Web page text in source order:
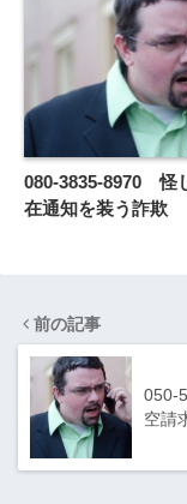
080-3835-8970 怪
在通知を装う詐欺
前の記事
050-
空請